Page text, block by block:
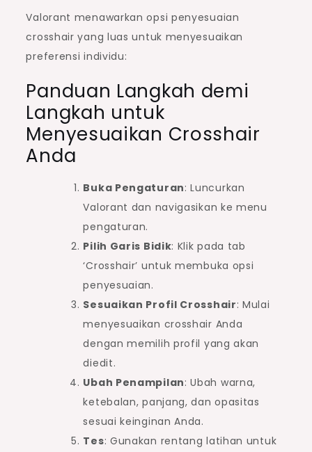
Valorant menawarkan opsi penyesuaian
crosshair yang luas untuk menyesuaikan
preferensi individu:
Panduan Langkah demi
Langkah untuk
Menyesuaikan Crosshair
Anda
Buka Pengaturan: Luncurkan
Valorant dan navigasikan ke menu
pengaturan.
Pilih Garis Bidik: Klik pada tab
‘Crosshair’ untuk membuka opsi
penyesuaian.
Sesuaikan Profil Crosshair: Mulai
menyesuaikan crosshair Anda
dengan memilih profil yang akan
diedit.
Ubah Penampilan: Ubah warna,
ketebalan, panjang, dan opasitas
sesuai keinginan Anda.
Tes: Gunakan rentang latihan untuk